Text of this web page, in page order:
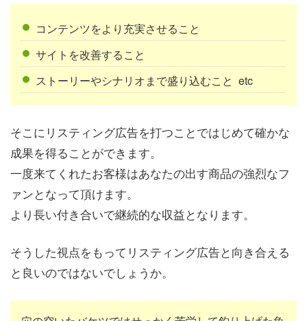
コンテンツをより充実させること
サイトを改善すること
ストーリーやシナリオまで盛り込むこと etc
そこにリスティング広告を打つことではじめて確かな
成果を得ることができます。
一度来てくれたお客様はあなたの出す商品の強烈なフ
ァンとなって頂けます。
より長い付き合いで継続的な収益となります。
そうした視点をもってリスティング広告と向き合える
と良いのではないでしょうか。